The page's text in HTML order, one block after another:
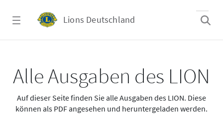
Lions Deutschland
Alle Ausgaben des LION
Auf dieser Seite finden Sie alle Ausgaben des LION. Diese
können als PDF angesehen und heruntergeladen werden.